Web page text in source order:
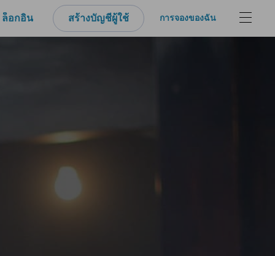
ล็อกอิน สร้างบัญชีผู้ใช้ การจองของฉัน